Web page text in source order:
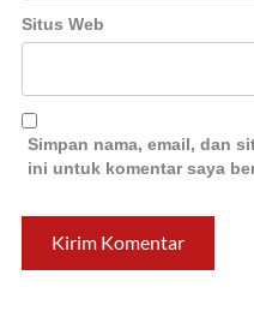
Situs Web
Simpan nama, email, dan
ini untuk komentar saya